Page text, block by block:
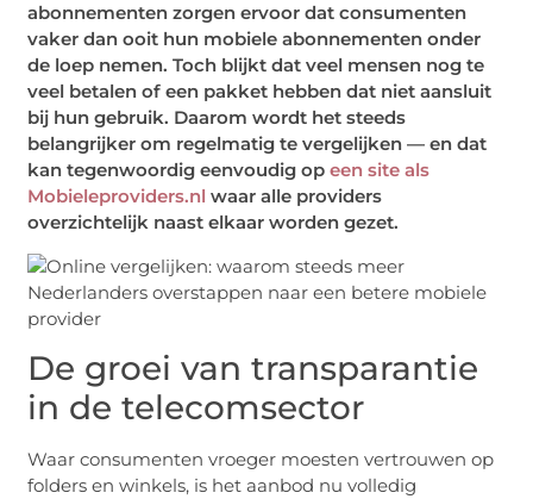
abonnementen zorgen ervoor dat consumenten
vaker dan ooit hun mobiele abonnementen onder
de loep nemen. Toch blijkt dat veel mensen nog te
veel betalen of een pakket hebben dat niet aansluit
bij hun gebruik. Daarom wordt het steeds
belangrijker om regelmatig te vergelijken — en dat
kan tegenwoordig eenvoudig opeen site als
Mobieleproviders.nl waar alle providers
overzichtelijk naast elkaar worden gezet.
De groei van transparantie
in de telecomsector
Waar consumenten vroeger moesten vertrouwen op
folders en winkels, is het aanbod nu volledig